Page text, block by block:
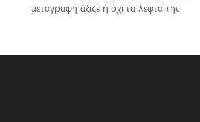
μεταγραφή άξιζε ή όχι τα λεφτά της